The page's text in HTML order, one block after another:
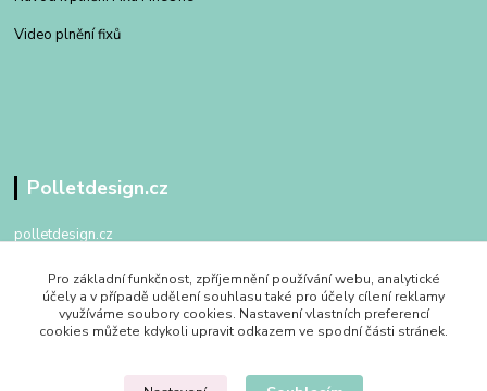
Video plnění fixů
Polletdesign.cz
polletdesign.cz
+420 602 475 762
po - pa 09:00 - 17:00
Pro základní funkčnost, zpříjemnění používání webu, analytické
účely a v případě udělení souhlasu také pro účely cílení reklamy
využíváme soubory cookies. Nastavení vlastních preferencí
cookies můžete kdykoli upravit odkazem ve spodní části stránek.